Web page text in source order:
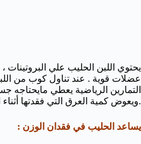
يحتوي اللبن الحليب علي البروتينات
عضلات قوية . عند تناول كوب من
التمارين الرياضية يعطي مايحتاجه
.ويعوض كمية العرق التي فقدتها أثناء
يساعد الحليب في فقدان الوزن :